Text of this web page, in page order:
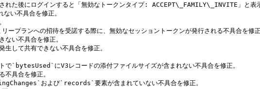
後にログインすると「無効なトークンタイプ: ACCEPT\_FAMILY\_INVITE」と表示
い不具合を修正。
ンへの招待を受諾する際に、無効なセッショントークンが発行される不具合を修正
い不具合を修正。
して共有できない不具合を修正。
`bytesUsed`にV3レコードの添付ファイルサイズが含まれない不具合を修正。
具合を修正。
および`records`要素が含まれていない不具合を修正。